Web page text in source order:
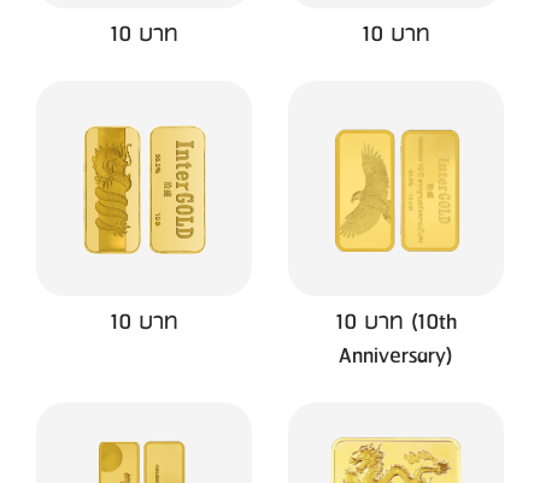
10 บาท 10 บาท
10 บาท
10 บาท (10th
Anniversary)